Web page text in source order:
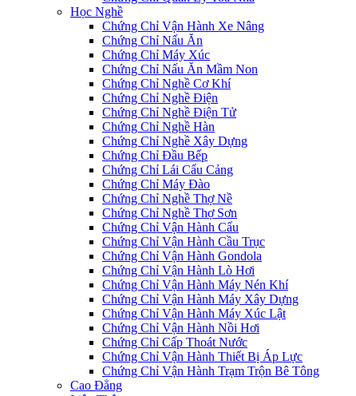
Học Nghề
Chứng Chỉ Vận Hành Xe Nâng
Chứng Chỉ Nấu Ăn
Chứng Chỉ Máy Xúc
Chứng Chỉ Nấu Ăn Mầm Non
Chứng Chỉ Nghề Cơ Khí
Chứng Chỉ Nghề Điện
Chứng Chỉ Nghề Điện Tử
Chứng Chỉ Nghề Hàn
Chứng Chỉ Nghề Xây Dựng
Chứng Chỉ Đầu Bếp
Chứng Chỉ Lái Cẩu Cảng
Chứng Chỉ Máy Đào
Chứng Chỉ Nghề Thợ Nề
Chứng Chỉ Nghề Thợ Sơn
Chứng Chỉ Vận Hành Cẩu
Chứng Chỉ Vận Hành Cầu Trục
Chứng Chỉ Vận Hành Gondola
Chứng Chỉ Vận Hành Lò Hơi
Chứng Chỉ Vận Hành Máy Nén Khí
Chứng Chỉ Vận Hành Máy Xây Dựng
Chứng Chỉ Vận Hành Máy Xúc Lật
Chứng Chỉ Vận Hành Nồi Hơi
Chứng Chỉ Cấp Thoát Nước
Chứng Chỉ Vận Hành Thiết Bị Áp Lực
Chứng Chỉ Vận Hành Trạm Trộn Bê Tông
Cao Đẳng